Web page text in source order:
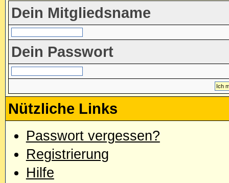
Dein Mitgliedsname
Dein Passwort
Nützliche Links
Passwort vergessen?
Registrierung
Hilfe